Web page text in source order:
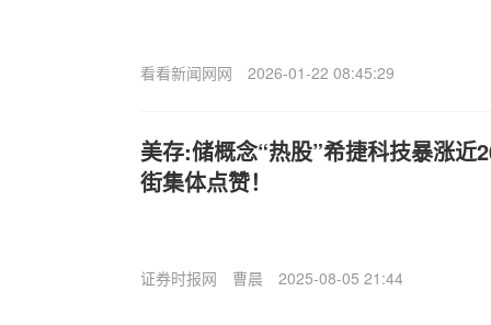
看看新闻网网 2026-01-22 08:45:29
美存:储概念“热股”希捷科技暴涨近
街集体点赞！
证券时报网 曹晨 2025-08-05 21:44